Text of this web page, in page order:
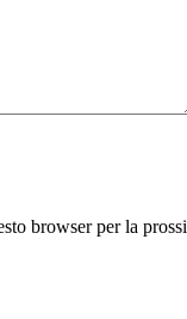
browser per la